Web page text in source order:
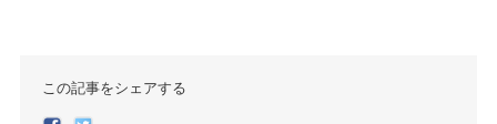
この記事をシェアする